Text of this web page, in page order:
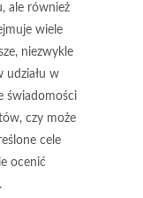
ale również
wiele
niezwykle
udziału w
świadomości
czy może
cele
ocenić